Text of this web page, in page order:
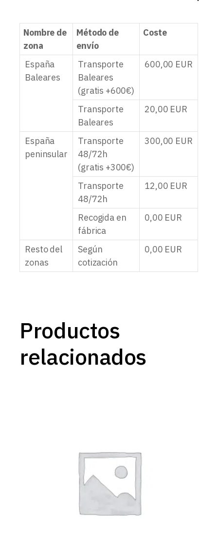
Nombre de
zona
Método de
envío
Coste
España
Baleares
Transporte
Baleares
(gratis +600€)
600,00 EUR
Transporte
Baleares
20,00 EUR
España
peninsular
Transporte
48/72h
(gratis +300€)
300,00 EUR
Transporte
48/72h
12,00 EUR
Recogida en
fábrica
0,00 EUR
Resto del
zonas
Según
cotización
0,00 EUR
Productos
relacionados